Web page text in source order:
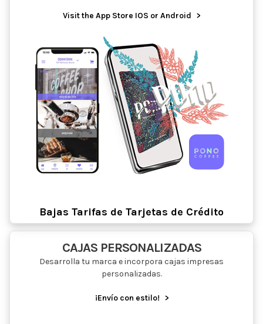
Visit the App Store IOS or Android >
Bajas Tarifas de Tarjetas de Crédito
CAJAS PERSONALIZADAS
Desarrolla tu marca e incorpora cajas impresas
personalizadas.
¡Envío con estilo! >